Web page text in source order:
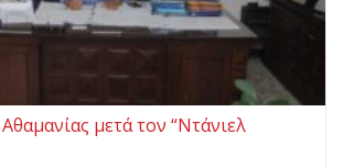
μετά τον “Ντάνιελ